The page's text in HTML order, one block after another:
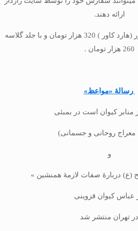
ارائه دهند.
قیمت کتاب با جلد گالینگور (هارد کاور ) 320 هزار تومان و با جلد گلاسه
260 هزار تومان .
رسالۀ «مواعظ»
منابر کیوان است در بمبئی
معراج روحانی و جسمانی)
و
(ع) دربارۀ صفات لازمۀ همنشین »
عباس کیوان قزوینی
در تهران منتشر شد